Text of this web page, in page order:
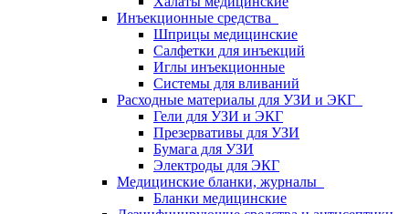
Инъекционные средства
Шприцы медицинские
Салфетки для инъекций
Иглы инъекционные
Системы для вливаний
Расходные материалы для УЗИ и ЭКГ
Гели для УЗИ и ЭКГ
Презервативы для УЗИ
Бумага для УЗИ
Электроды для ЭКГ
Медицинские бланки, журналы
Бланки медицинские